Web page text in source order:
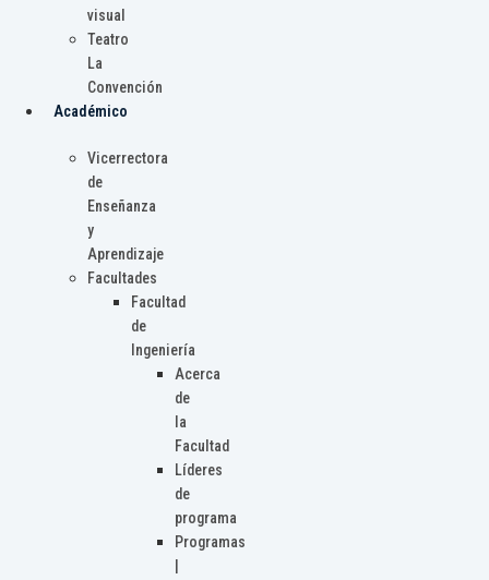
visual
Teatro
La
Convención
Académico
Vicerrectora
de
Enseñanza
y
Aprendizaje
Facultades
Facultad
de
Ingeniería
Acerca
de
la
Facultad
Líderes
de
programa
Programas